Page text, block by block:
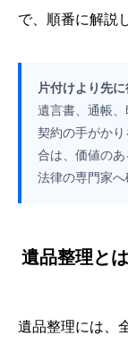
で、順番に解説
片付けより先に
遺言書、通帳
契約の手がか
合は、価値の
法律の専門家へ
遺品整理と
遺品整理には、